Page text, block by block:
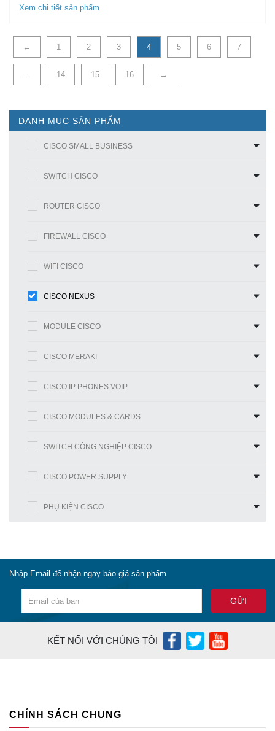
Xem chi tiết sản phẩm
← 1 2 3 4 5 6 7
… 14 15 16 →
DANH MỤC SẢN PHẨM
CISCO SMALL BUSINESS
SWITCH CISCO
ROUTER CISCO
FIREWALL CISCO
WIFI CISCO
CISCO NEXUS
MODULE CISCO
CISCO MERAKI
CISCO IP PHONES VOIP
CISCO MODULES & CARDS
SWITCH CÔNG NGHIỆP CISCO
CISCO POWER SUPPLY
PHỤ KIỆN CISCO
Nhập Email để nhận ngay báo giá sản phẩm
KẾT NỐI VỚI CHÚNG TÔI
CHÍNH SÁCH CHUNG